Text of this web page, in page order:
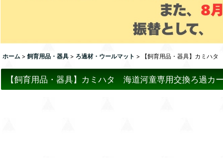
ホーム > 飼育用品・器具 > ろ過材・ウールマット > 【飼育用品・器具】カミハ
【飼育用品・器具】カミハタ 海道河童専用交換ろ過カ